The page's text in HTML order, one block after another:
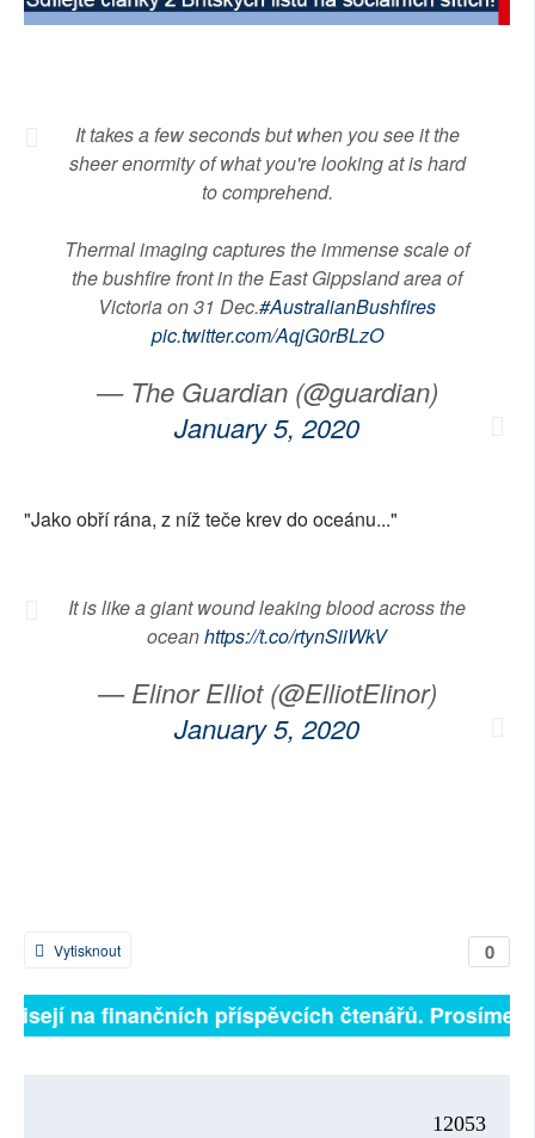
SOCIÁLNÍ SÍTĚ
PLNÁ VERZE STRÁNEK
It takes a few seconds but when you see it the
sheer enormity of what you're looking at is hard
to comprehend.
Thermal imaging captures the immense scale of
the bushfire front in the East Gippsland area of
Victoria on 31 Dec.#AustralianBushfires
pic.twitter.com/AqjG0rBLzO
— The Guardian (@guardian)
January 5, 2020
"Jako obří rána, z níž teče krev do oceánu..."
It is like a giant wound leaking blood across the
oceanhttps://t.co/rtynSiiWkV
— Elinor Elliot (@ElliotElinor)
January 5, 2020
0
Vytisknout
na finančních příspěvcích čtenářů. Prosíme,
12053